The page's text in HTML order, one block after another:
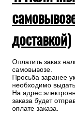
доставкой)
Оплатить заказ
самовывозе.
Просьба заранее
необходимо
На адрес
заказа будет
оплате заказа.